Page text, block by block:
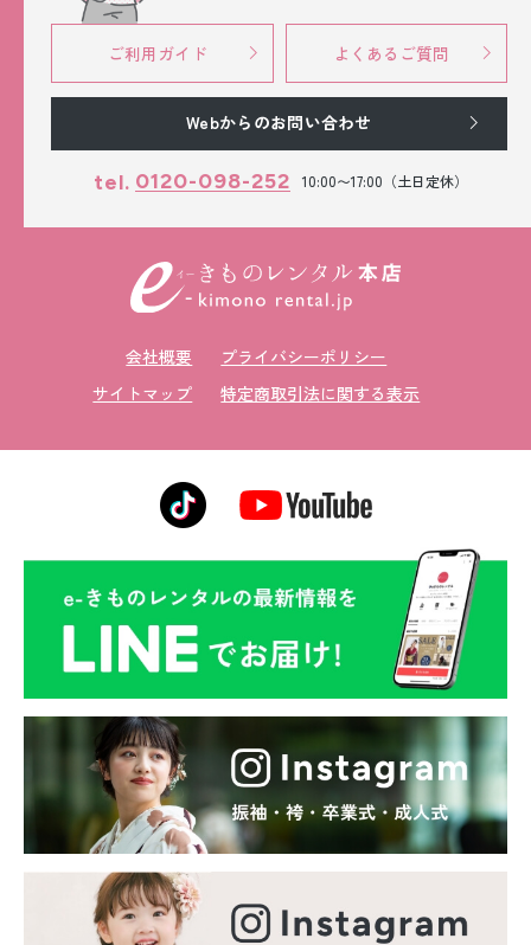
ご利用ガイド よくあるご質問
Webからのお問い合わせ
tel. 0120-098-252 10:00〜17:00（土日定休）
会社概要
プライバシーポリシー
サイトマップ
特定商取引法に関する表示